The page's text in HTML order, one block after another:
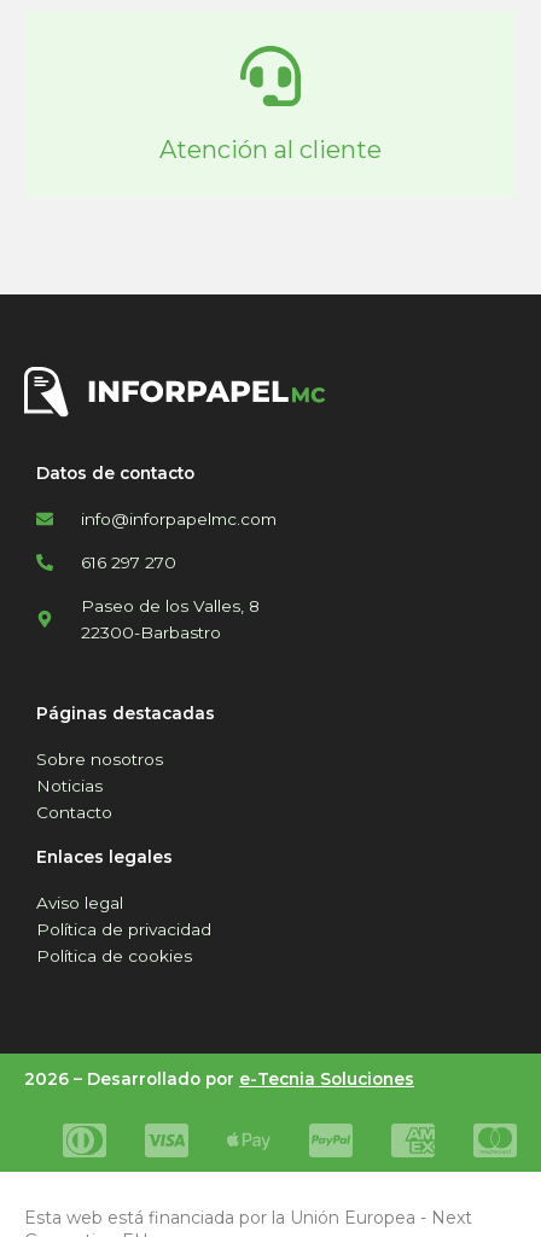
Atención al cliente
Datos de contacto
info@inforpapelmc.com
616 297 270
Paseo de los Valles, 8
22300-Barbastro
Páginas destacadas
Sobre nosotros
Noticias
Contacto
Enlaces legales
Aviso legal
Política de privacidad
Política de cookies
2026 – Desarrollado por e-Tecnia Soluciones
Esta web está financiada por la Unión Europea - Next